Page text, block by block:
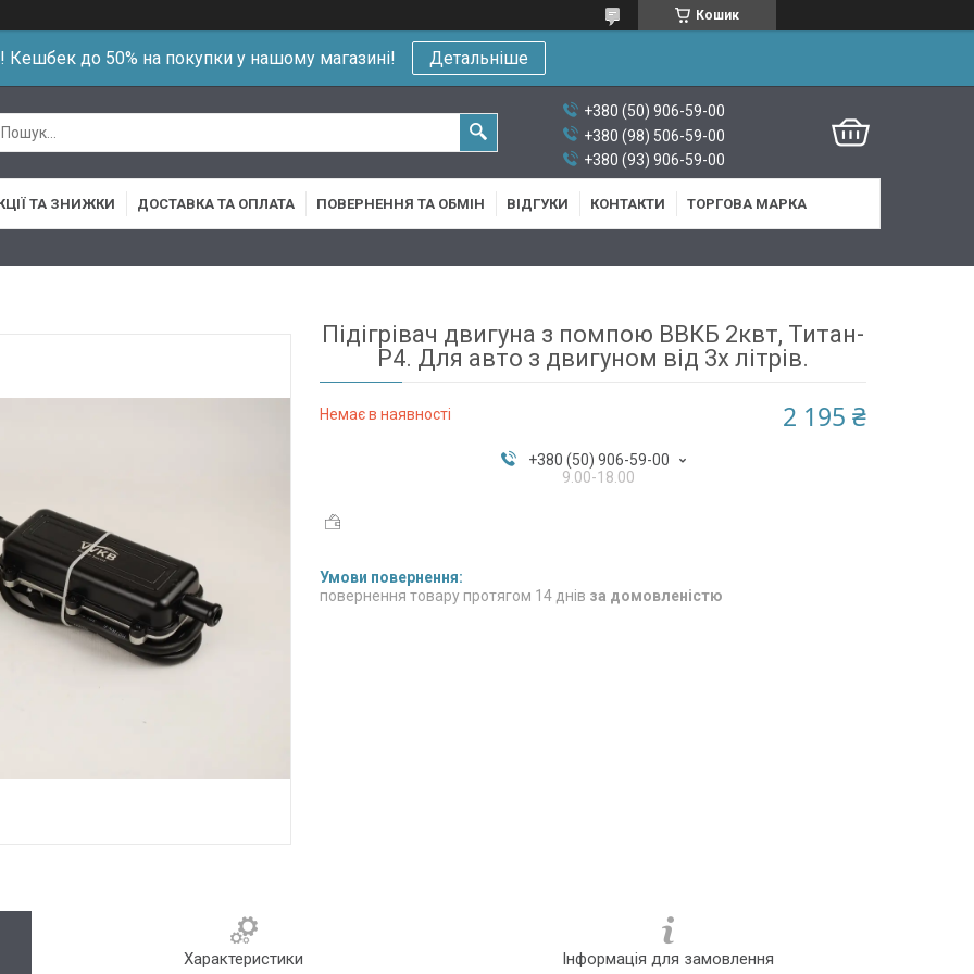
Кошик
Кешбек до 50% на покупки у нашому магазині! Детальніше
+380 (50) 906-59-00
+380 (98) 506-59-00
+380 (93) 906-59-00
ТА ЗНИЖКИ ДОСТАВКА ТА ОПЛАТА ПОВЕРНЕННЯ ТА ОБМІН ВІДГУКИ КОНТАКТИ ТОРГОВА МАРКА
Підігрівач двигуна з помпою ВВКБ 2квт, Титан-
P4. Для авто з двигуном від 3х літрів.
Немає в наявності 2 195 ₴
+380 (50) 906-59-00
9.00-18.00
повернення товару протягом 14 днів за домовленістю
Характеристики Інформація для замовлення